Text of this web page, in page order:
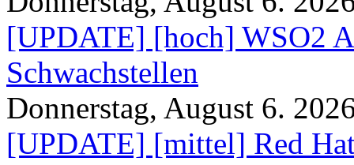
[UPDATE] [hoch] WSO2
Schwachstellen
Donnerstag, August 6.
[UPDATE] [mittel] Red